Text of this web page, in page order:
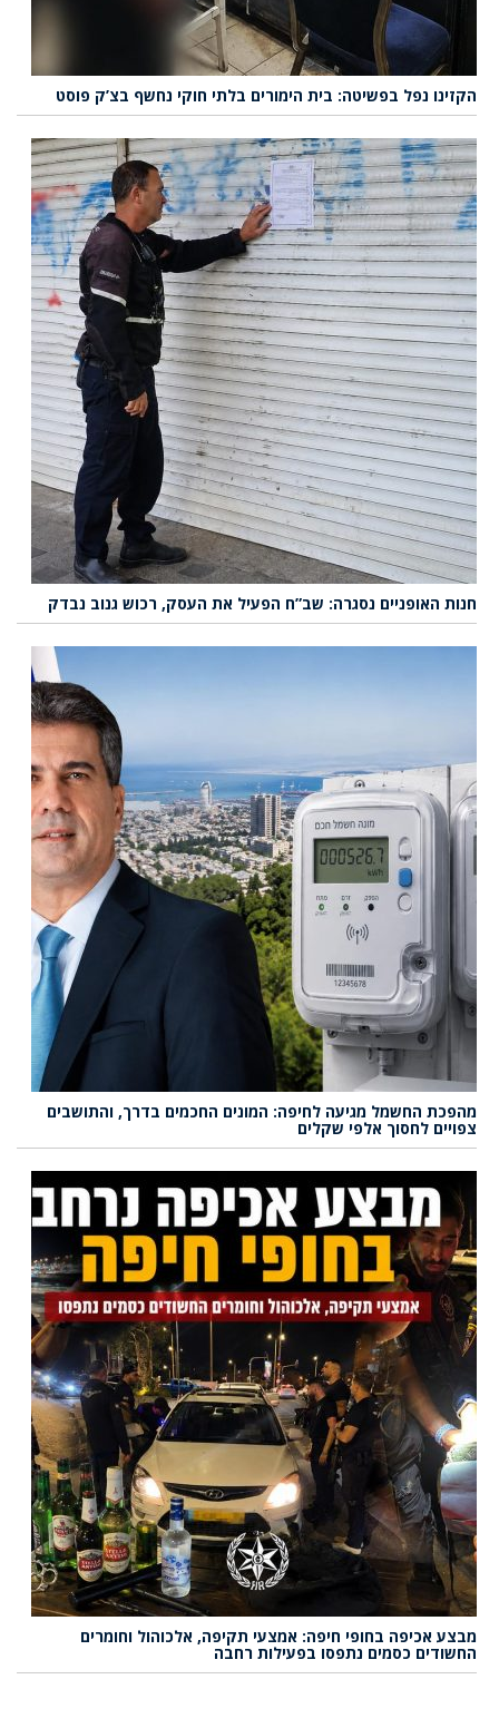
הקזינו נפל בפשיטה: בית הימורים בלתי חוקי נחשף בצ’ק פוסט
חנות האופניים נסגרה: שב”ח הפעיל את העסק, רכוש גנוב נבדק
מהפכת החשמל מגיעה לחיפה: המונים החכמים בדרך, והתושבים
צפויים לחסוך אלפי שקלים
מבצע אכיפה בחופי חיפה: אמצעי תקיפה, אלכוהול וחומרים
החשודים כסמים נתפסו בפעילות רחבה